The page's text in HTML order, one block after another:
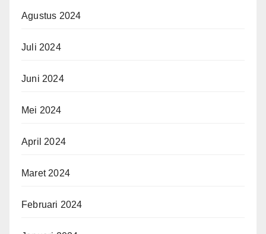
Agustus 2024
Juli 2024
Juni 2024
Mei 2024
April 2024
Maret 2024
Februari 2024